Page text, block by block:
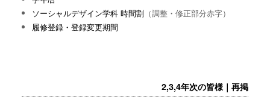
ソーシャルデザイン学科 時間割 （調整・修正部分赤字）
履修登録・登録変更期間
2,3,4年次の皆様｜再掲